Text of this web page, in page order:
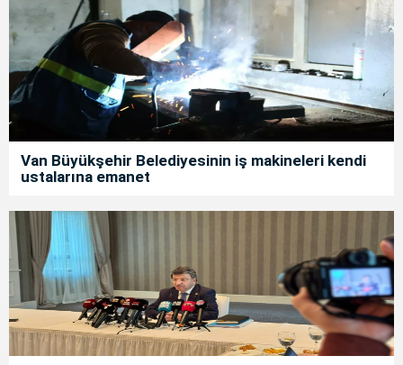
Van Büyükşehir Belediyesinin iş makineleri kendi
ustalarına emanet